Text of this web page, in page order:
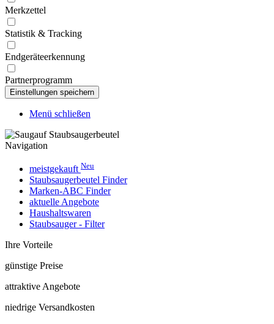
Merkzettel
Statistik & Tracking
Endgeräteerkennung
Partnerprogramm
Menü schließen
Navigation
meistgekauft Neu
Staubsaugerbeutel Finder
Marken-ABC Finder
aktuelle Angebote
Haushaltswaren
Staubsauger - Filter
Ihre Vorteile
günstige Preise
attraktive Angebote
niedrige Versandkosten